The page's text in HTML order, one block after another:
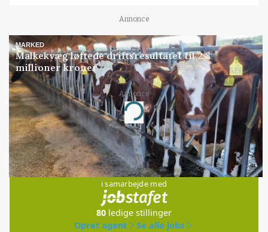
Annonce
MARKED
Malkekvæg løftede driftsresultatet til 2,8
millioner kroner
Annonce
Loading...
Jobs
i samarbejde med
80 ledige stillinger
Opret agent
Se alle jobs